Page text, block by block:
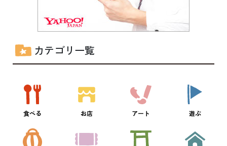
カテゴリ一覧
食べる お店 アート 遊ぶ